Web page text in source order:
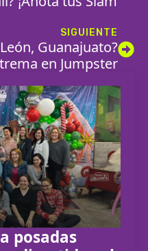
SIGUIENTE
Guanajuato?
en Jumpster
posadas